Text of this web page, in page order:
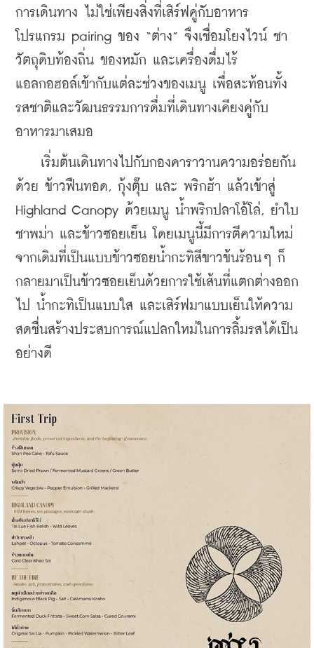
การเดินทาง ไม่ใช่เพียงสิ่งที่เสิร์ฟคู่กับอาหาร
โปรแกรม pairing ของ “ต่าง” จึงเชื่อมโยงไวน์ ชา
วัตถุดิบท้องถิ่น ของหมัก และเครื่องดื่มไร้
แอลกอฮอล์เข้ากับแต่ละช่วงของเมนู เพื่อสะท้อนทั้ง
รสชาติและวัฒนธรรมการดื่มที่เดินทางเคียงคู่กับ
อาหารมาเสมอ
​    เริ่มต้นเดินทางไปกับกองคาราวานความอร่อยกัน
ด้วย ข้าวฟืนทอด, กุ้งตุ๊บ และ พริกฮ้า แล้วเข้าสู่
Highland Canopy ด้วยเมนู น้ำพริกปลาโอ้โล่, ยำใบ
ชาพม่า และข้าวซอยเย็น โดยเมนูนี้มีการตีความใหม่
จากเดิมที่เป็นแบบข้าวซอยน้ำกะทิสีขาวข้นร้อนๆ ก็
กลายมาเป็นข้าวซอยเย็นด้วยการใช้เส้นที่แตกต่างออก
ไป น้ำกะทิเป็นแบบใส และเสิร์ฟมาแบบเย็นให้ความ
สดชื่นสร้างประสบการณ์แปลกใหม่ในการลิ้มรสได้เป็น
อย่างดี